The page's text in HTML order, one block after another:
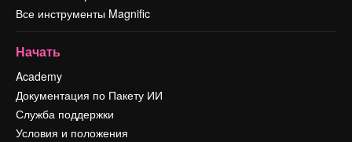
Все инструменты Magnific
Начать
Academy
Документация по Пакету ИИ
Служба поддержки
Условия и положения